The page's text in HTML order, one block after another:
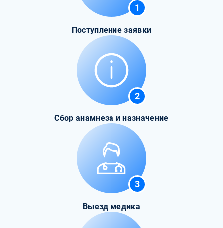
1
Поступление заявки
2
Сбор анамнеза и назначение
3
Выезд медика